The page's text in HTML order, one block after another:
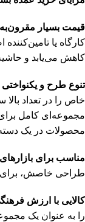
قیمت بسیار
کارگاه یا
کاهش می‌یابد و
تنوع طرح و
خاص را در تعداد
مجموعه‌ای کامل
محصولات در یک
مناسب برای
طراحی خاصش،
کالایی با ارزش
را به عنوان یک